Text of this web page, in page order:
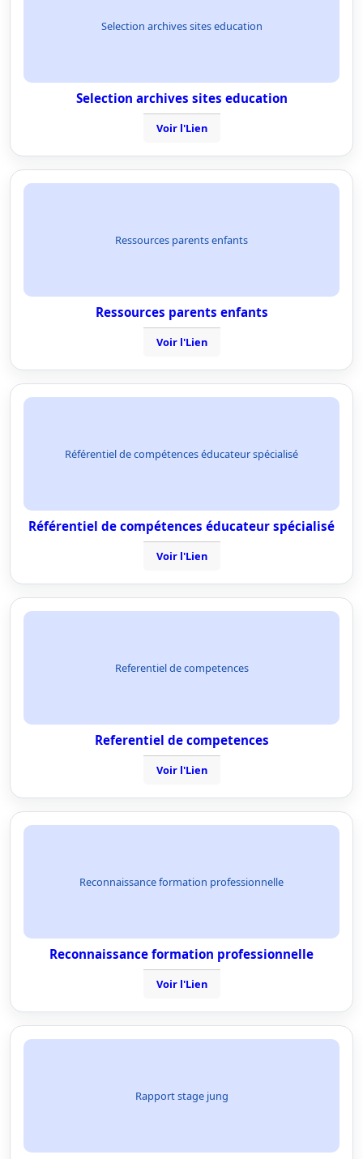
Selection archives sites education
Selection archives sites education
Voir l'Lien
Ressources parents enfants
Ressources parents enfants
Voir l'Lien
Référentiel de compétences éducateur spécialisé
Référentiel de compétences éducateur spécialisé
Voir l'Lien
Referentiel de competences
Referentiel de competences
Voir l'Lien
Reconnaissance formation professionnelle
Reconnaissance formation professionnelle
Voir l'Lien
Rapport stage jung